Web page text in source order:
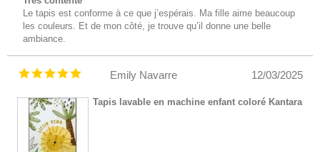
Le tapis est conforme à ce que j’espérais. Ma fille aime beaucoup
les couleurs. Et de mon côté, je trouve qu’il donne une belle
ambiance.
12/03/2025
Emily Navarre
Tapis lavable en machine enfant coloré Kantara